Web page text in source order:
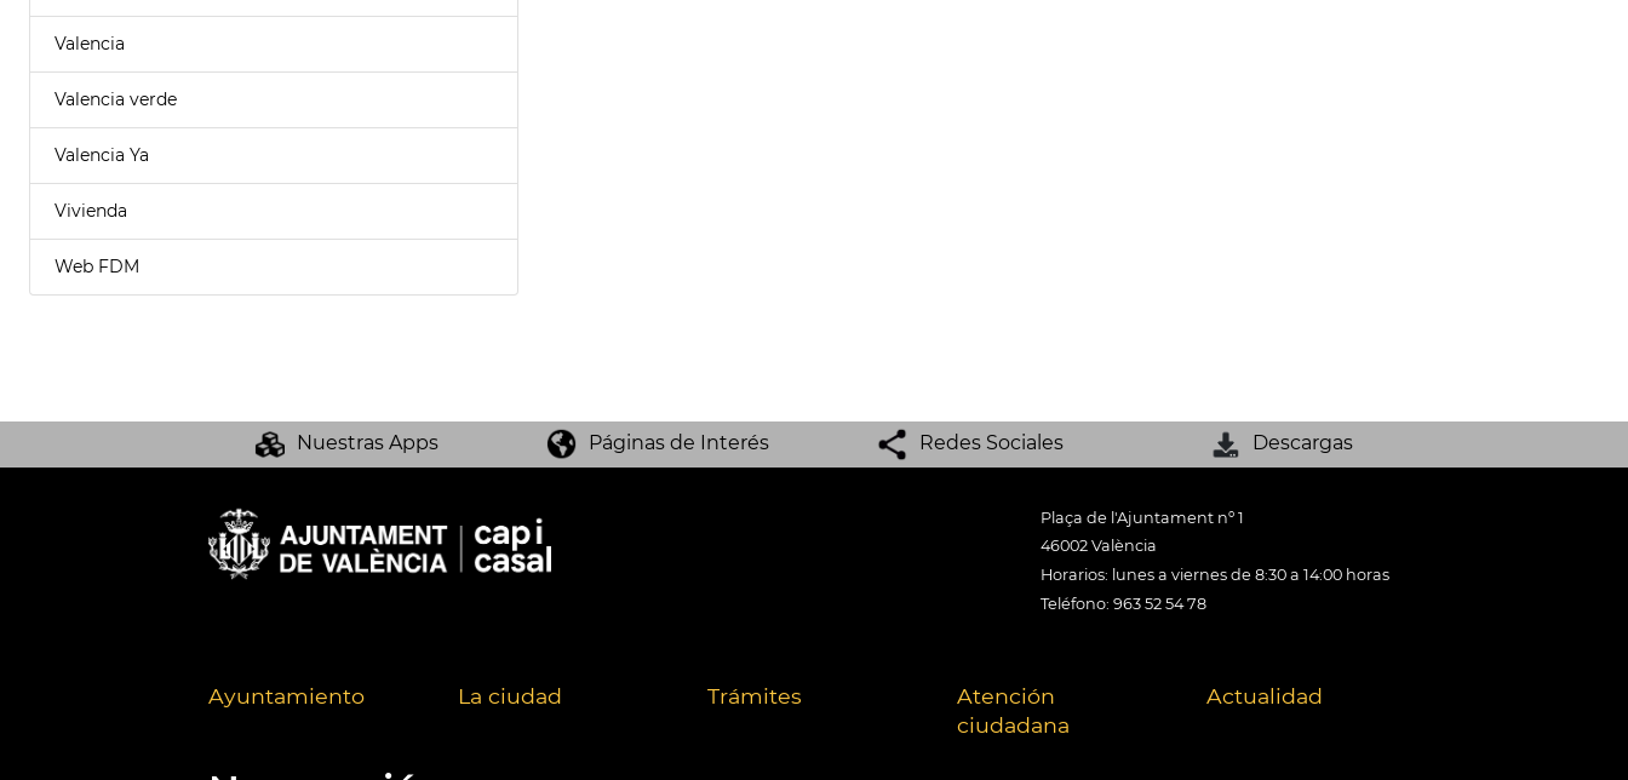
Valencia
Valencia verde
Valencia Ya
Vivienda
Web FDM
Nuestras Apps Páginas de Interés Redes Sociales Descargas
Plaça de l'Ajuntament nº 1
46002 València
Horarios: lunes a viernes de 8:30 a 14:00 horas
Teléfono: 963 52 54 78
Ayuntamiento La ciudad Trámites
Atención
ciudadana
Actualidad